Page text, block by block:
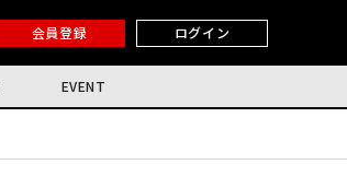
会員登録 ログイン
EVENT